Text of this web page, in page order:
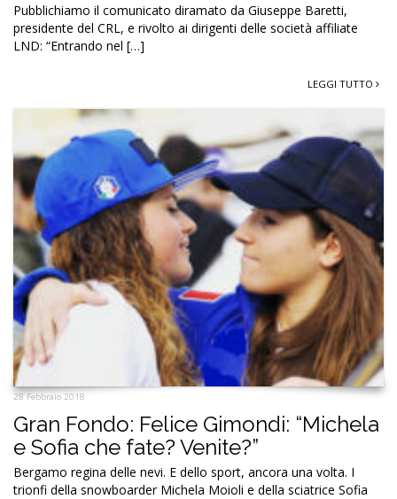
Pubblichiamo il comunicato diramato da Giuseppe Baretti,
presidente del CRL, e rivolto ai dirigenti delle società affiliate
LND: “Entrando nel […]
LEGGI TUTTO
28 Febbraio 2018
Gran Fondo: Felice Gimondi: “Michela
e Sofia che fate? Venite?”
Bergamo regina delle nevi. E dello sport, ancora una volta. I
trionfi della snowboarder Michela Moioli e della sciatrice Sofia